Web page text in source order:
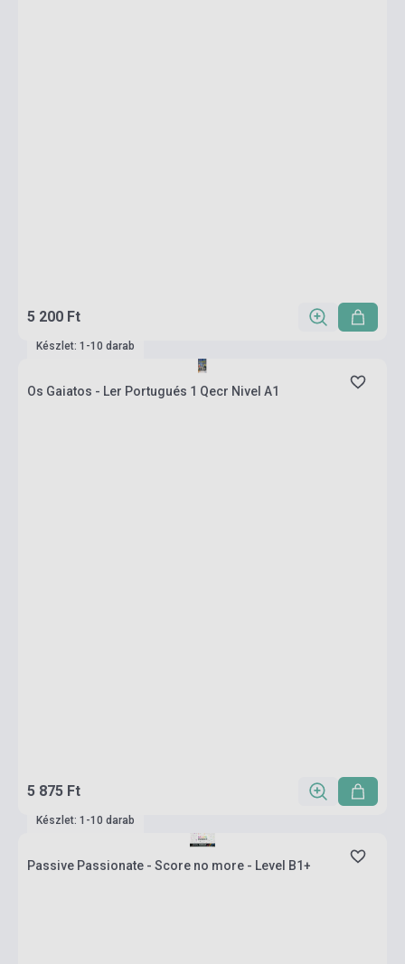
5 200 Ft
Készlet: 1-10 darab
Os Gaiatos - Ler Portugués 1 Qecr Nivel A1
5 875 Ft
Készlet: 1-10 darab
Passive Passionate - Score no more - Level B1+